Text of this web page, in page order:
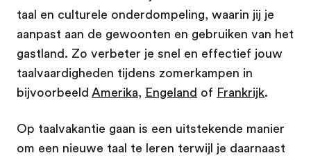
taal en culturele onderdompeling, waarin jij je
aanpast aan de gewoonten en gebruiken van het
gastland. Zo verbeter je snel en effectief jouw
taalvaardigheden tijdens zomerkampen in
bijvoorbeeld Amerika, Engeland of Frankrijk.
Op taalvakantie gaan is een uitstekende manier
om een nieuwe taal te leren terwijl je daarnaast